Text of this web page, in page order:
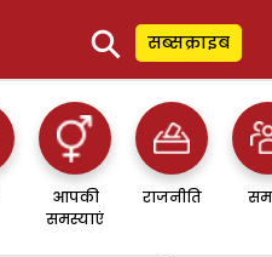
⚲ सब्सक्राइब
आपकी
समस्याएं
राजनीति